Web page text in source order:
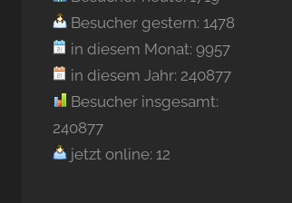
Besucher gestern: 1478
in diesem Monat: 9957
in diesem Jahr: 240877
Besucher insgesamt:
240877
jetzt online: 12